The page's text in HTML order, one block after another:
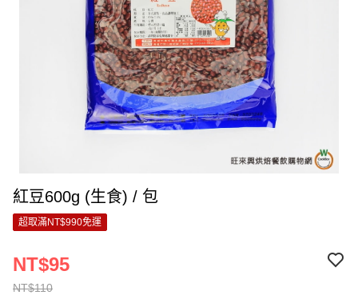
紅豆600g (生食) / 包
超取滿NT$990免運
NT$110
NT$95